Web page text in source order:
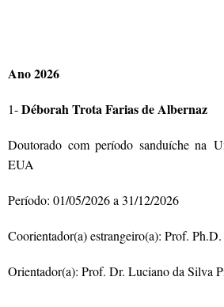
Ano 2026
1-Déborah Trota Farias de Albernaz
Doutorado com período sanduíche na
EUA
Período: 01/05/2026 a 31/12/2026
Coorientador(a) estrangeiro(a): Prof.
Orientador(a): Prof. Dr. Luciano da Silva